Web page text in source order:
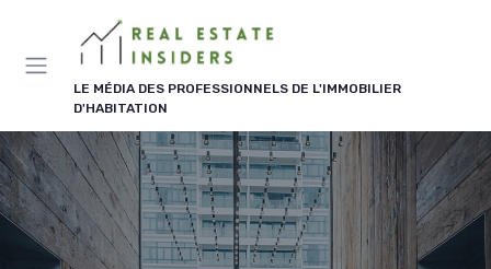
LE MÉDIA DES PROFESSIONNELS DE L'IMMOBILIER
D'HABITATION